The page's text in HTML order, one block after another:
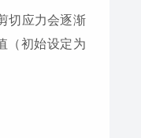
切应力会逐渐
（初始设定为